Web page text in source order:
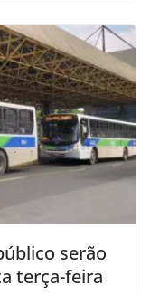
serão
terça-feira